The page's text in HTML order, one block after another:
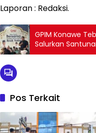
Laporan : Redaksi.
GPIM Konawe
Salurkan
Pos Terkait